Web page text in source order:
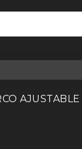
AJUSTABLE